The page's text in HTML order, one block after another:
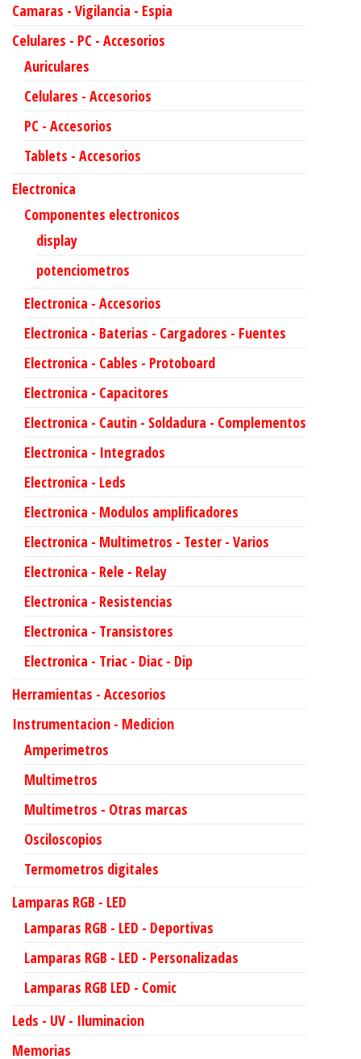
Camaras - Vigilancia - Espia
Celulares - PC - Accesorios
Auriculares
Celulares - Accesorios
PC - Accesorios
Tablets - Accesorios
Electronica
Componentes electronicos
display
potenciometros
Electronica - Accesorios
Electronica - Baterias - Cargadores - Fuentes
Electronica - Cables - Protoboard
Electronica - Capacitores
Electronica - Cautin - Soldadura - Complementos
Electronica - Integrados
Electronica - Leds
Electronica - Modulos amplificadores
Electronica - Multimetros - Tester - Varios
Electronica - Rele - Relay
Electronica - Resistencias
Electronica - Transistores
Electronica - Triac - Diac - Dip
Herramientas - Accesorios
Instrumentacion - Medicion
Amperimetros
Multimetros
Multimetros - Otras marcas
Osciloscopios
Termometros digitales
Lamparas RGB - LED
Lamparas RGB - LED - Deportivas
Lamparas RGB - LED - Personalizadas
Lamparas RGB LED - Comic
Leds - UV - Iluminacion
Memorias